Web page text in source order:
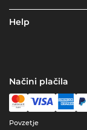
Help
Načini plačila
Povzetje